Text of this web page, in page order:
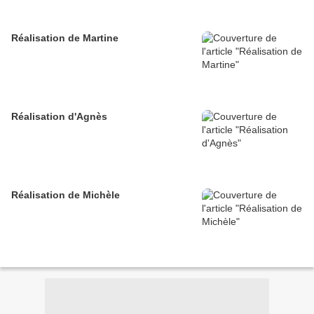
Réalisation de Martine
Réalisation d'Agnès
Réalisation de Michèle